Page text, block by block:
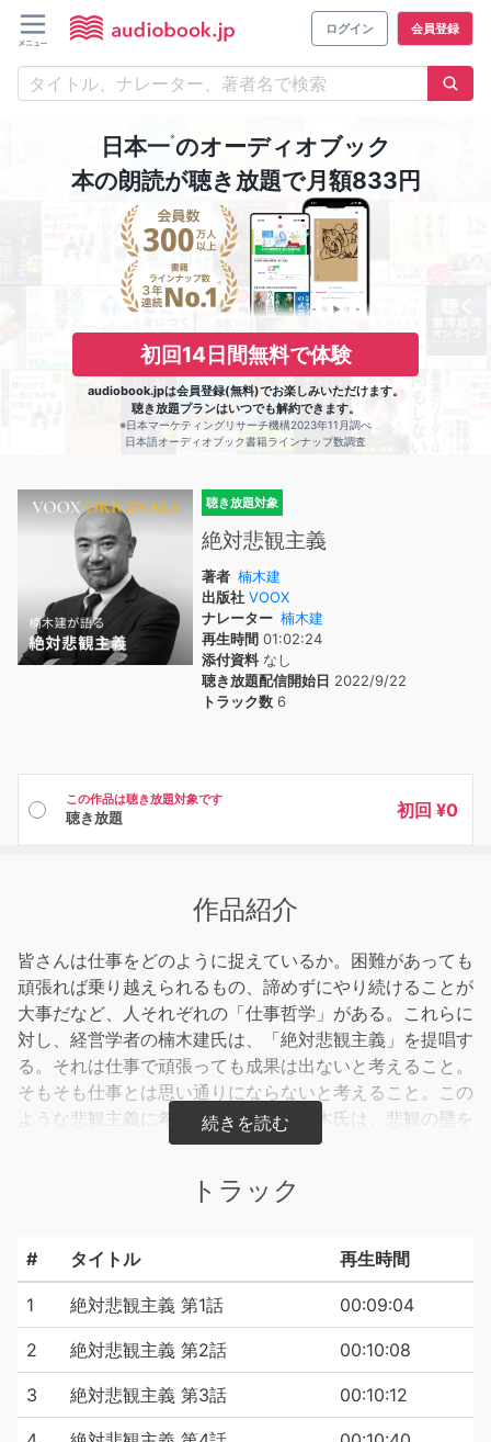
ログイン 会員登録
日本一※のオーディオブック
本の朗読が聴き放題で月額833円
初回14日間無料で体験
audiobook.jpは会員登録(無料)でお楽しみいただけます。
聴き放題プランはいつでも解約できます。
※日本マーケティングリサーチ機構2023年11月調べ
日本語オーディオブック書籍ラインナップ数調査
聴き放題対象
絶対悲観主義
著者 楠木建
出版社 VOOX
ナレーター 楠木建
再生時間 01:02:24
添付資料なし
聴き放題配信開始日 2022/9/22
トラック数 6
この作品は聴き放題対象です
聴き放題 初回 ¥0
作品紹介
皆さんは仕事をどのように捉えているか。困難があっても
頑張れば乗り越えられるもの、諦めずにやり続けることが
大事だなど、人それぞれの「仕事哲学」がある。これらに
対し、経営学者の楠木建氏は、「絶対悲観主義」を提唱す
る。それは仕事で頑張っても成果は出ないと考えること。
そもそも仕事とは思い通りにならないと考えること。この
ような悲観主義に希望はあるのか？楠木氏は、悲観の壁を
打ち破った先に「本物の楽観」があるという。そして、悲
ドは上がり、自分の本当の強みが見つかるという。逆説的
氏の新著『絶対悲観主義』の内容をご本人が語る。
VOOXは、1話10分全6話で、ベストセラー本やビジネス書
などの著者が自身の声で語る「学び」の音声メディアで
す。現在80タイトル、400本以上のコンテンツを配信中
トラック
# タイトル 再生時間
1 絶対悲観主義 第1話 00:09:04
2 絶対悲観主義 第2話 00:10:08
3 絶対悲観主義 第3話 00:10:12